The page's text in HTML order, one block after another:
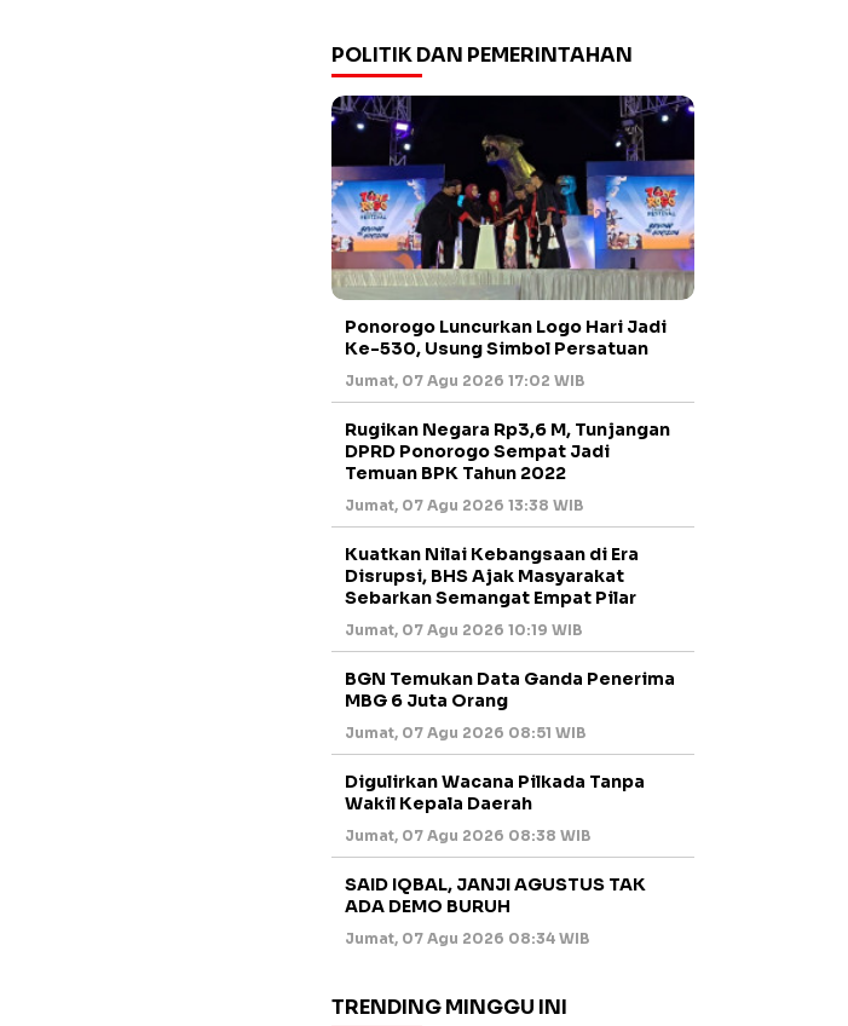
POLITIK DAN PEMERINTAHAN
Ponorogo Luncurkan Logo Hari Jadi
Ke-530, Usung Simbol Persatuan
Jumat, 07 Agu 2026 17:02 WIB
Rugikan Negara Rp3,6 M, Tunjangan
DPRD Ponorogo Sempat Jadi
Temuan BPK Tahun 2022
Jumat, 07 Agu 2026 13:38 WIB
Kuatkan Nilai Kebangsaan di Era
Disrupsi, BHS Ajak Masyarakat
Sebarkan Semangat Empat Pilar
Jumat, 07 Agu 2026 10:19 WIB
BGN Temukan Data Ganda Penerima
MBG 6 Juta Orang
Jumat, 07 Agu 2026 08:51 WIB
Digulirkan Wacana Pilkada Tanpa
Wakil Kepala Daerah
Jumat, 07 Agu 2026 08:38 WIB
SAID IQBAL, JANJI AGUSTUS TAK
ADA DEMO BURUH
Jumat, 07 Agu 2026 08:34 WIB
TRENDING MINGGU INI